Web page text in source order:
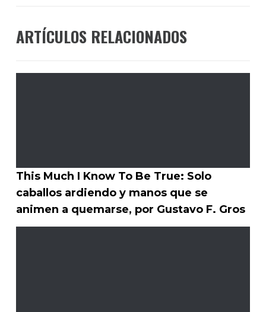
ARTÍCULOS RELACIONADOS
This Much I Know To Be True: Solo
caballos ardiendo y manos que se
animen a quemarse, por Gustavo F. Gros